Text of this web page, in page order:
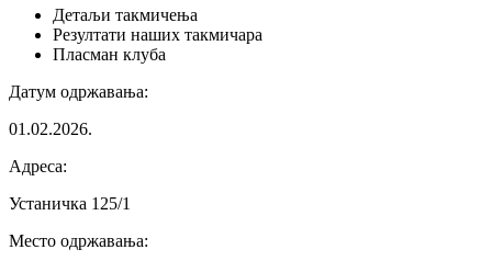
Детаљи такмичења
Резултати наших такмичара
Пласман клуба
Датум одржавања:
01.02.2026.
Адреса:
Устаничка 125/1
Место одржавања: